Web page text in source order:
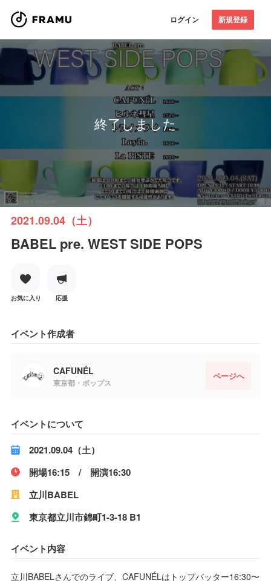
ログイン 新規登録
終了しました
2021.09.04（土）
BABEL pre. WEST SIDE POPS
お気に入り 応援
イベント作成者
CAFUNÉL
東京都・ポップス
ページへ
イベントについて
2021.09.04（土）
開場16:15 / 開演16:30
立川BABEL
東京都立川市錦町1-3-18 B1
イベント内容
立川BABELさんでのライブ、CAFUNÉLはトップバッター16:30〜